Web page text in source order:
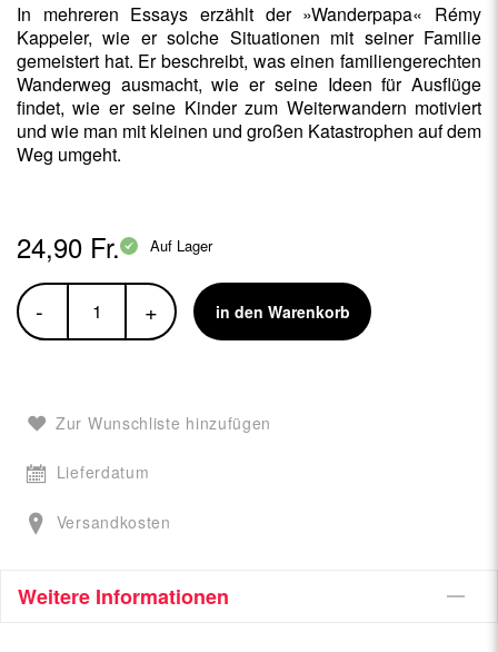
In mehreren Essays erzählt der »Wanderpapa« Rémy
Kappeler, wie er solche Situationen mit seiner Familie
gemeistert hat. Er beschreibt, was einen familiengerechten
Wanderweg ausmacht, wie er seine Ideen für Ausflüge
findet, wie er seine Kinder zum Weiterwandern motiviert
und wie man mit kleinen und großen Katastrophen auf dem
Weg umgeht.
24,90 Fr. Auf Lager
- + in den Warenkorb
Zur Wunschliste hinzufügen
Lieferdatum
Versandkosten
Weitere Informationen